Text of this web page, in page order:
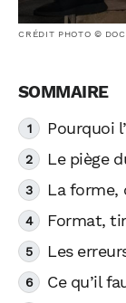
CRÉDIT PHOTO ©
Pourquoi
Le piège
La forme,
Format,
Les
Ce qu’il